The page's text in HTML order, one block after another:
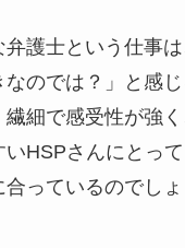
弁護士という仕事
なのでは？」と感
繊細で感受性が強
いHSPさんにとっ
っているのでしょ